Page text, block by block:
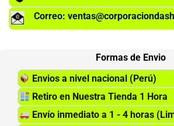
Correo:
Formas de Envio
Envios a nivel nacional (Perú)
Retiro en Nuestra Tienda 1 Hora
Envío inmediato a 1 - 4 horas